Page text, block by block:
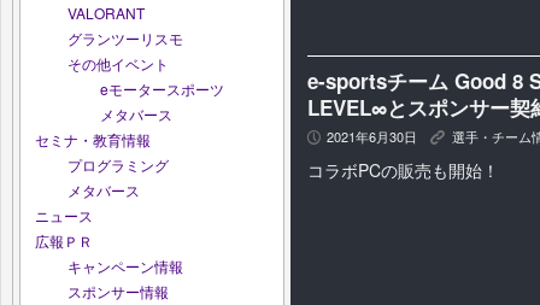
VALORANT
グランツーリスモ
その他イベント
eモータースポーツ
メタバース
セミナ・教育情報
プログラミング
メタバース
ニュース
広報ＰＲ
キャンペーン情報
スポンサー情報
e-sportsチーム Good 8
LEVEL∞とスポンサー契
P 2021年6月30日 K 選手・チーム
コラボPCの販売も開始！